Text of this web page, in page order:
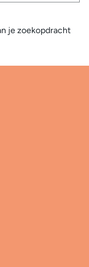
je zoekopdracht